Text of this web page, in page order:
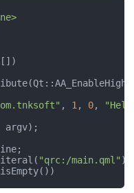
, 1 , 0,
argv) ;
"qrc:/main.qml"